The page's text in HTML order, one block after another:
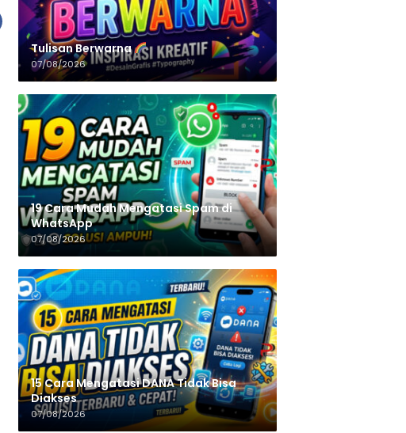
Tulisan‌‌‌‌‌‌‌‌‌‌‌‌‌‌‌‌ Berwarna
07/08/2026
19 Cara Mudah Mengatasi Spam di
WhatsApp
07/08/2026
15 Cara Mengatasi DANA Tidak Bisa
Diakses
07/08/2026